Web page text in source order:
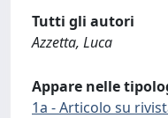
Tutti gli autori
Azzetta, Luca
Appare nelle
1a - Articolo su